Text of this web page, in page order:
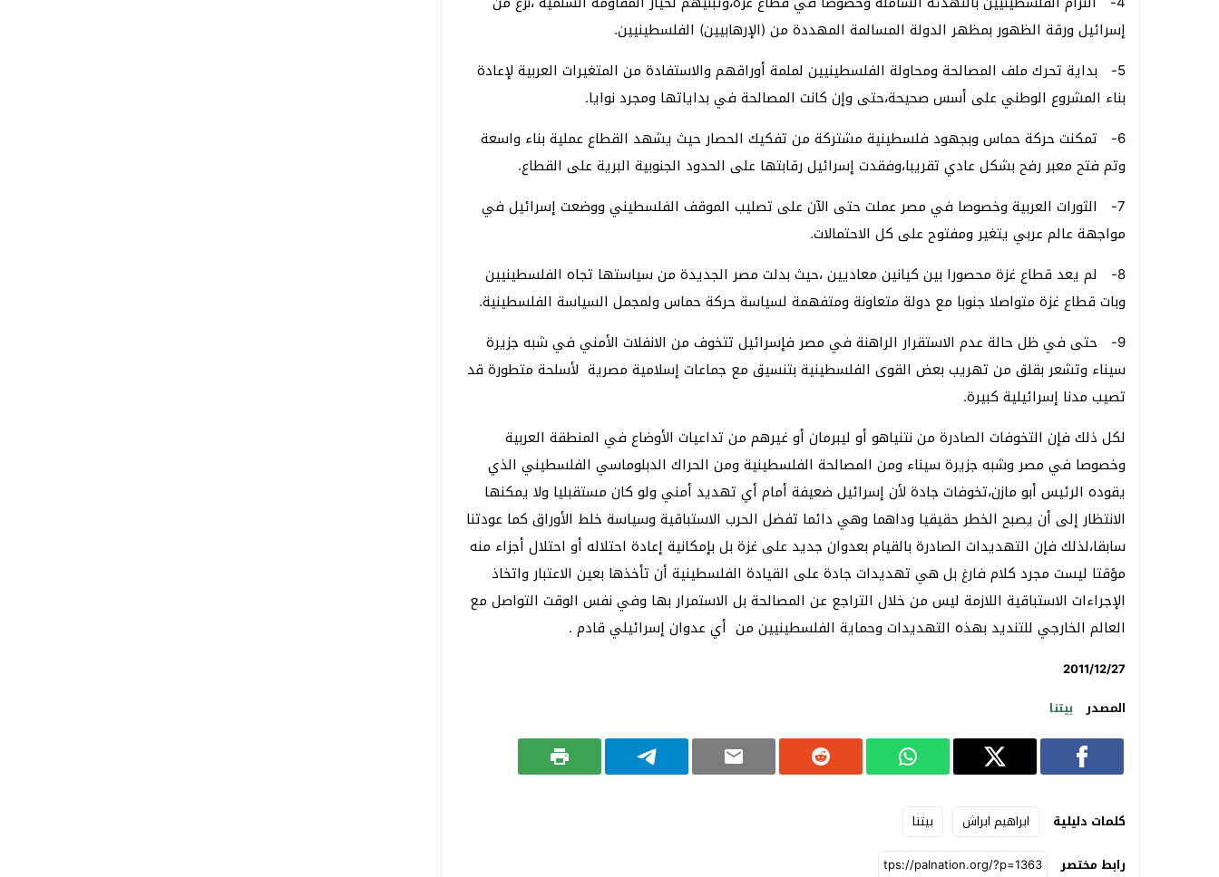
إسرائيل ورقة الظهور بمظهر الدولة المسالمة المهددة من (الإرهابيين) الفلسطينيين.
5- بداية تحرك ملف المصالحة ومحاولة الفلسطينيين لملمة أوراقهم والاستفادة من المتغيرات العربية لإعادة
بناء المشروع الوطني على أسس صحيحة،حتى وإن كانت المصالحة في بداياتها ومجرد نوايا.
6- تمكنت حركة حماس وبجهود فلسطينية مشتركة من تفكيك الحصار حيث يشهد القطاع عملية بناء واسعة
وتم فتح معبر رفح بشكل عادي تقريبا،وفقدت إسرائيل رقابتها على الحدود الجنوبية البرية على القطاع.
7- الثورات العربية وخصوصا في مصر عملت حتى الآن على تصليب الموقف الفلسطيني ووضعت إسرائيل في
مواجهة عالم عربي يتغير ومفتوح على كل الاحتمالات.
8- لم يعد قطاع غزة محصورا بين كيانين معاديين ،حيث بدلت مصر الجديدة من سياستها تجاه الفلسطينيين
وبات قطاع غزة متواصلا جنوبا مع دولة متعاونة ومتفهمة لسياسة حركة حماس ولمجمل السياسة الفلسطينية.
9- حتى في ظل حالة عدم الاستقرار الراهنة في مصر فإسرائيل تتخوف من الانفلات الأمني في شبه جزيرة
سيناء وتشعر بقلق من تهريب بعض القوى الفلسطينية بتنسيق مع جماعات إسلامية مصرية لأسلحة متطورة قد
تصيب مدنا إسرائيلية كبيرة.
لكل ذلك فإن التخوفات الصادرة من نتنياهو أو ليبرمان أو غيرهم من تداعيات الأوضاع في المنطقة العربية
وخصوصا في مصر وشبه جزيرة سيناء ومن المصالحة الفلسطينية ومن الحراك الدبلوماسي الفلسطيني الذي
يقوده الرئيس أبو مازن،تخوفات جادة لأن إسرائيل ضعيفة أمام أي تهديد أمني ولو كان مستقبليا ولا يمكنها
الانتظار إلى أن يصبح الخطر حقيقيا وداهما وهي دائما تفضل الحرب الاستباقية وسياسة خلط الأوراق كما عودتنا
سابقا،لذلك فإن التهديدات الصادرة بالقيام بعدوان جديد على غزة بل بإمكانية إعادة احتلاله أو احتلال أجزاء منه
مؤقتا ليست مجرد كلام فارغ بل هي تهديدات جادة على القيادة الفلسطينية أن تأخذها بعين الاعتبار واتخاذ
الإجراءات الاستباقية اللازمة ليس من خلال التراجع عن المصالحة بل الاستمرار بها وفي نفس الوقت التواصل مع
العالم الخارجي للتنديد بهذه التهديدات وحماية الفلسطينيين من أي عدوان إسرائيلي قادم .
المصدر بيتنا
كلمات دليلية ابراهيم ابراش
بيتنا
رابط مختصر